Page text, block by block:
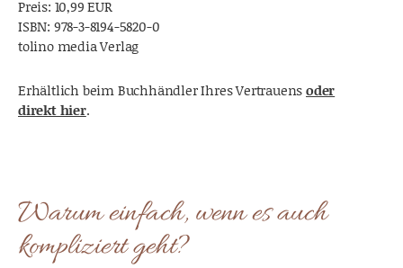
Preis: 10,99 EUR
ISBN: 978-3-8194-5820-0
tolino media Verlag
Erhältlich beim Buchhändler Ihres Vertrauensoder
direkt hier.
Warum einfach, wenn es auch
kompliziert geht?